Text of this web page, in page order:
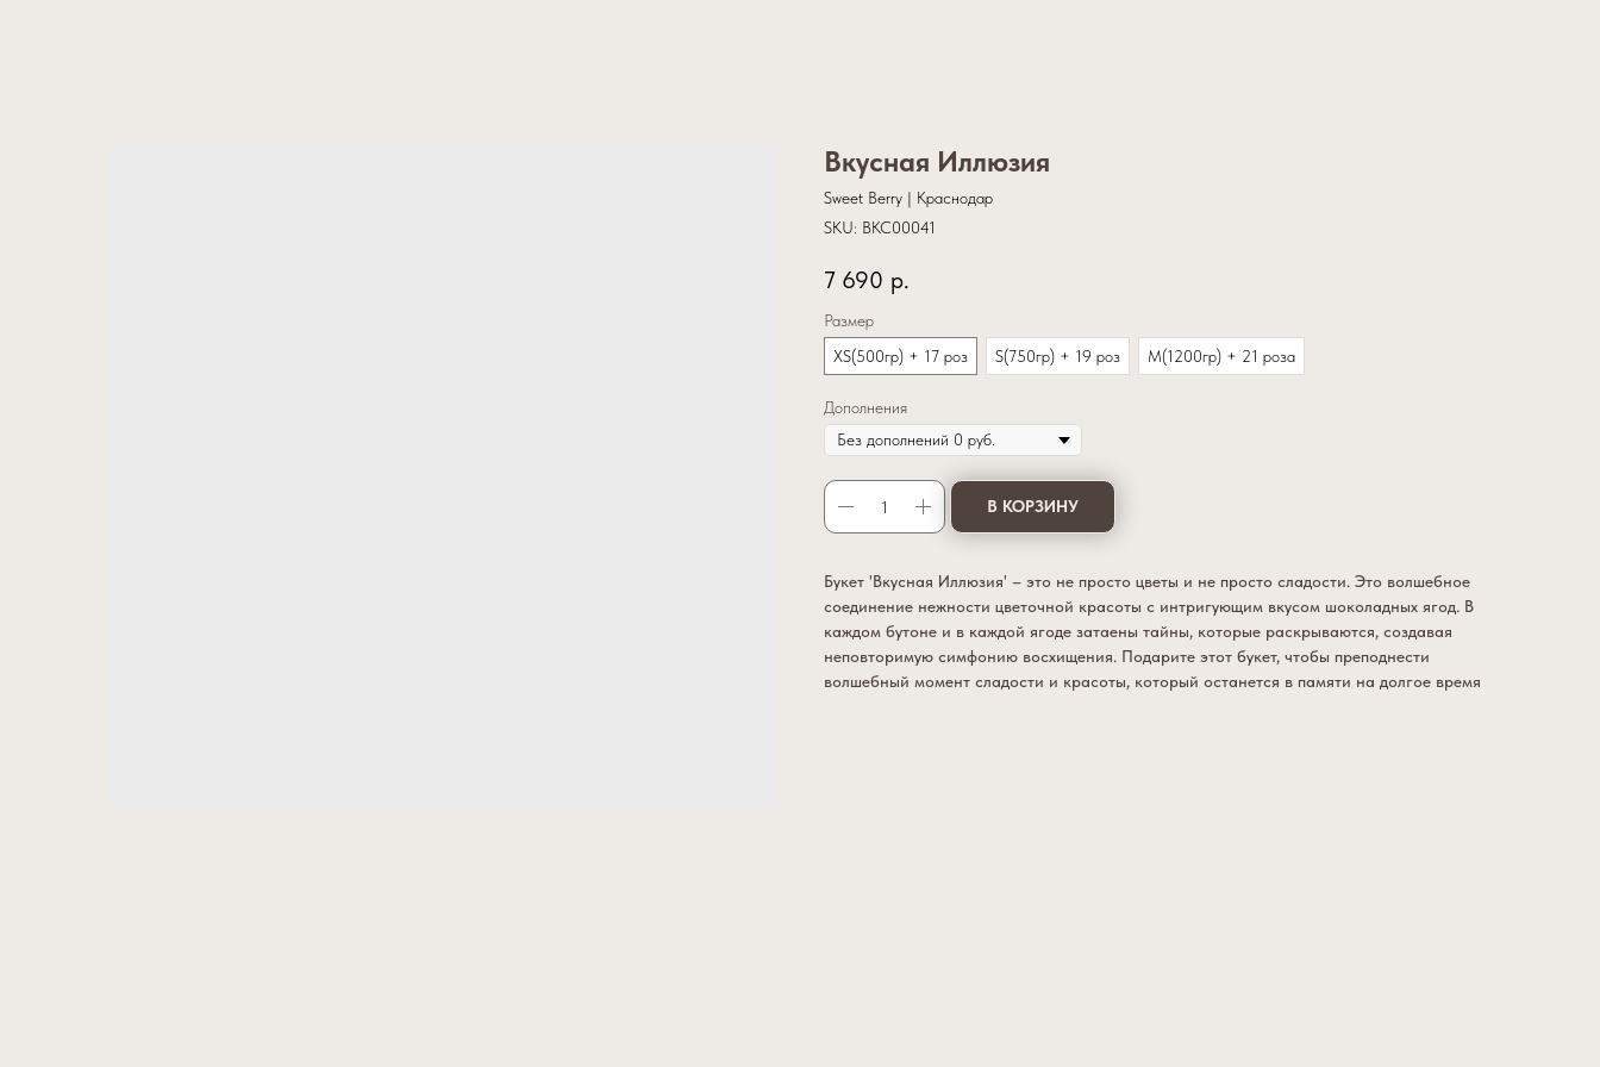
Вкусная Иллюзия
Sweet Berry | Краснодар
SKU: BKC00041
7 690 р.
Размер
XS(500гр) + 17 роз
S(750гр) + 19 роз M(1200гр) + 21 роза
Дополнения
В КОРЗИНУ
Букет 'Вкусная Иллюзия' – это не просто цветы и не просто сладости. Это волшебное
соединение нежности цветочной красоты с интригующим вкусом шоколадных ягод. В
каждом бутоне и в каждой ягоде затаены тайны, которые раскрываются, создавая
неповторимую симфонию восхищения. Подарите этот букет, чтобы преподнести
волшебный момент сладости и красоты, который останется в памяти на долгое время